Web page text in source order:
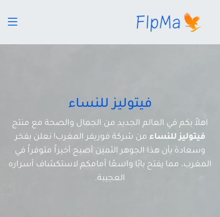
فيتوليز للنساء
اهلاً بكم في العالم الجديد من الجمال والصحة مع منتج
فيتوليز للنساء من شركة فوريفر المغرب! نعلن بفخر
وسعادة بأن هذا الجوهر الثمين أصبح أخيراً متوفراً في
المغرب، مما يفتح بابًا واسعًا أمامكم لاستكشاف أسراره
العجيبة.